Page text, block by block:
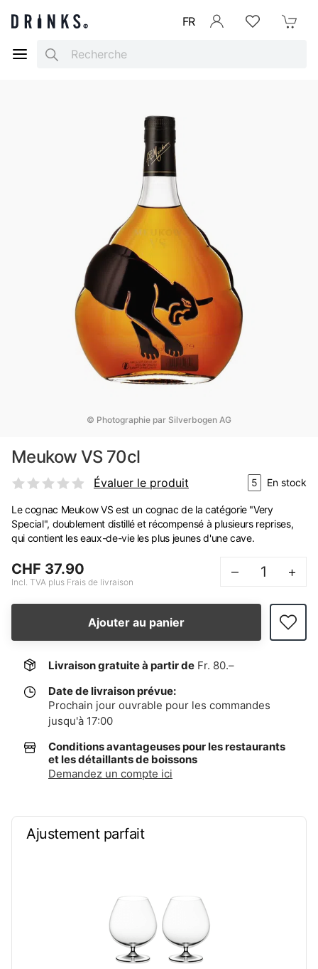
FR
Search
© Photographie par Silverbogen AG
Meukow VS 70cl
Évaluer le produit 5 En stock
Le cognac Meukow VS est un cognac de la catégorie "Very
Special", doublement distillé et récompensé à plusieurs reprises,
qui contient les eaux-de-vie les plus jeunes d'une cave.
CHF 37.90
Incl. TVA plus Frais de livraison
– +
Ajouter au panier
Livraison gratuite à partir de Fr. 80.–
Date de livraison prévue:
Prochain jour ouvrable pour les commandes
jusqu'à 17:00
Conditions avantageuses pour les restaurants
et les détaillants de boissons
Demandez un compte ici
Ajustement parfait